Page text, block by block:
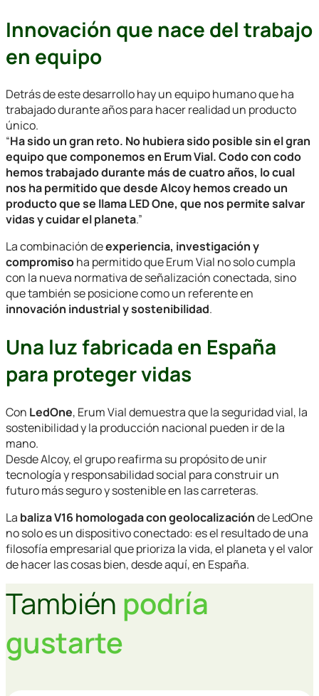
Innovación que nace del trabajo
en equipo
Detrás de este desarrollo hay un equipo humano que ha
trabajado durante años para hacer realidad un producto
único.
“Ha sido un gran reto. No hubiera sido posible sin el gran
equipo que componemos en Erum Vial. Codo con codo
hemos trabajado durante más de cuatro años, lo cual
nos ha permitido que desde Alcoy hemos creado un
producto que se llama LED One, que nos permite salvar
vidas y cuidar el planeta.”
La combinación deexperiencia, investigación y
compromisoha permitido que Erum Vial no solo cumpla
con la nueva normativa de señalización conectada, sino
que también se posicione como un referente en
innovación industrial y sostenibilidad.
Una luz fabricada en España
para proteger vidas
Con LedOne, Erum Vial demuestra que la seguridad vial, la
sostenibilidad y la producción nacional pueden ir de la
mano.
Desde Alcoy, el grupo reafirma su propósito de unir
tecnología y responsabilidad social para construir un
futuro más seguro y sostenible en las carreteras.
La baliza V16 homologada con geolocalizaciónde LedOne
no solo es un dispositivo conectado: es el resultado de una
filosofía empresarial que prioriza la vida, el planeta y el valor
de hacer las cosas bien, desde aquí, en España.
También podría
gustarte